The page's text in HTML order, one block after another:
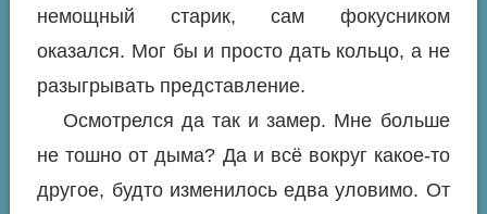
немощный старик, сам фокусником
оказался. Мог бы и просто дать кольцо, а не
разыгрывать представление.
Осмотрелся да так и замер. Мне больше
не тошно от дыма? Да и всё вокруг какое-то
другое, будто изменилось едва уловимо. От